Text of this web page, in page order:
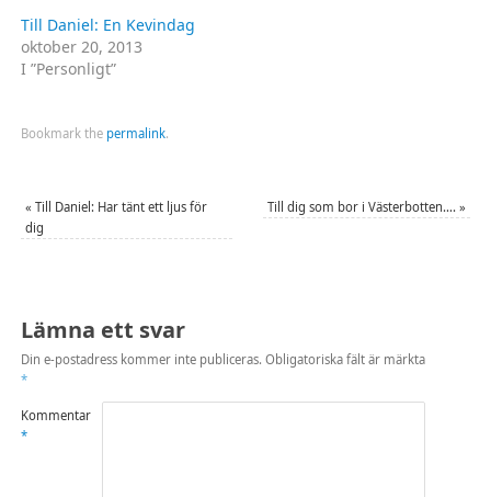
Till Daniel: En Kevindag
oktober 20, 2013
I ”Personligt”
Bookmark the permalink.
« Till Daniel: Har tänt ett ljus för
dig
Till dig som bor i Västerbotten….»
Lämna ett svar
Din e-postadress kommer inte publiceras. Obligatoriska fält är märkta
*
Kommentar
*